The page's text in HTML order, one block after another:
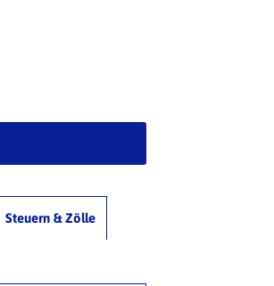
Steuern & Zölle